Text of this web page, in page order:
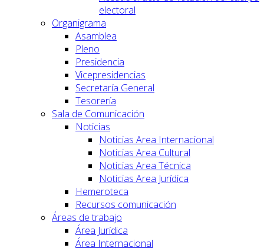
electoral
Organigrama
Asamblea
Pleno
Presidencia
Vicepresidencias
Secretaría General
Tesorería
Sala de Comunicación
Noticias
Noticias Area Internacional
Noticias Area Cultural
Noticias Area Técnica
Noticias Area Jurídica
Hemeroteca
Recursos comunicación
Áreas de trabajo
Área Jurídica
Área Internacional